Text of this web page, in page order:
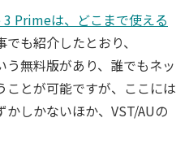
Primeは、どこまで使える
でも紹介したとおり、
う無料版があり、誰でもネッ
ことが可能ですが、ここには
しかないほか、VST/AUの